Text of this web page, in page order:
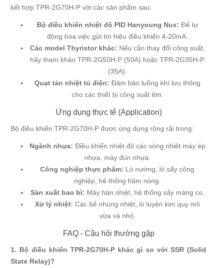
kết hợp TPR-2G70H-P với các sản phẩm sau:
Bộ điều khiển nhiệt độ PID Hanyoung Nux: Để tự
động hóa việc gửi tín hiệu điều khiển 4-20mA.
Các model Thyristor khác: Nếu cần thay đổi công suất,
hãy tham khảo TPR-2G50H-P (50A) hoặc TPR-2G35H-P
(35A)
Quạt tản nhiệt tủ điện: Đảm bảo luồng khí lưu thông
cho các thiết bị công suất lớn.
Ứng dụng thực tế (Application)
Bộ điều khiển TPR-2G70H-P được ứng dụng rộng rãi trong:
Ngành nhựa: Điều khiển nhiệt độ các vòng nhiệt máy ép
nhựa, máy đùn nhựa.
Công nghiệp thực phẩm: Lò nướng, lò sấy công
nghiệp, hệ thống hâm nóng.
Sản xuất bao bì: Máy hàn nhiệt, hệ thống sấy màng co.
Xử lý nhiệt: Các bể nhúng nhiệt, lò luyện kim quy mô
vừa và nhỏ.
FAQ - Câu hỏi thường gặp
1. Bộ điều khiển TPR-2G70H-P khác gì so với SSR (Solid
State Relay)?